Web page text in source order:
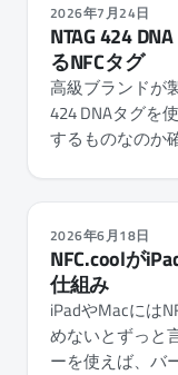
2026年7月24日
NTAG 424
るNFCタグ
高級ブランドが
424 DNAタグを
するものなのか
て完全に設定で
イルの権限、そ
2026年6月18日
NFC.coolが
仕組み
iPadやMacには
めないとずっと
ーを使えば、バ